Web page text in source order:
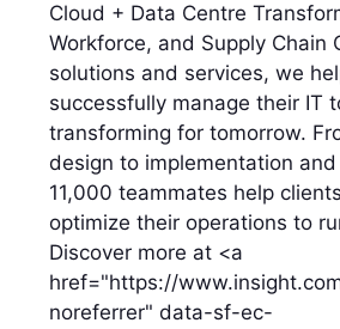
Cloud + Data Centre
Workforce, and Supply Chain
solutions and services, we
successfully manage their IT
transforming for tomorrow.
design to implementation
11,000 teammates help
optimize their operations to
Discover more at <a
href="https://
noreferrer" data-sf-ec-